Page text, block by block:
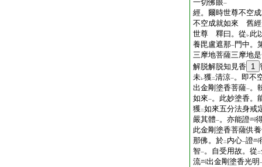
一切佛眼一
經。爾時世尊不空
不空成就如來 舊經
世尊 釋曰。從 レ此
養毘盧遮那一 門中。
三摩地菩薩三摩地
解脱解脱知見香
1
未レ獲二清涼一。即不
出金剛塗香菩薩一。
如來一。此妙塗香。
獲二如來五分法身戒
嚴其體一。亦能證
此金剛塗香菩薩供
那佛。於二 内心一證
智一。自受用故。從 二
流
出金剛塗香光明